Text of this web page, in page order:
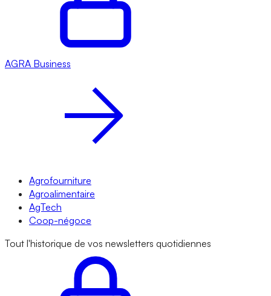
AGRA Business
Agrofourniture
Agroalimentaire
AgTech
Coop-négoce
Tout l'historique de vos newsletters quotidiennes